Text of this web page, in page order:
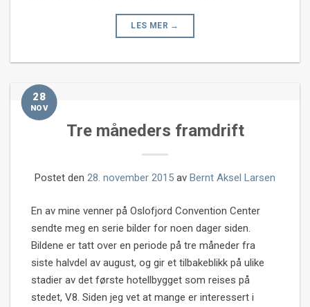
LES MER →
28
NOV
Tre måneders framdrift
Postet den 28. november 2015 av Bernt Aksel Larsen
En av mine venner på Oslofjord Convention Center
sendte meg en serie bilder for noen dager siden.
Bildene er tatt over en periode på tre måneder fra
siste halvdel av august, og gir et tilbakeblikk på ulike
stadier av det første hotellbygget som reises på
stedet, V8. Siden jeg vet at mange er interessert i